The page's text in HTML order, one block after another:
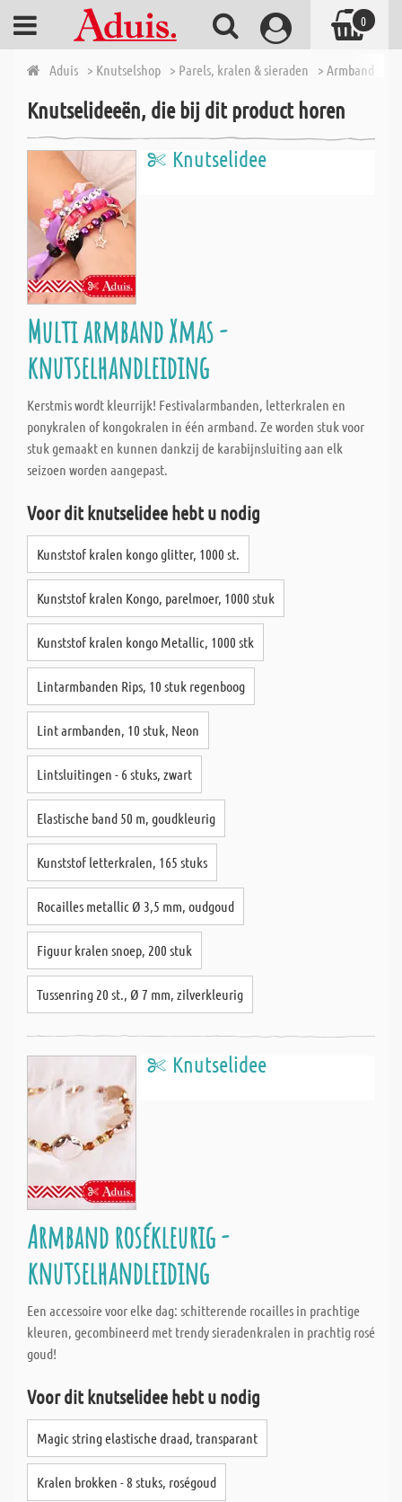
Aduis > Knutselshop > Parels, kralen & sieraden > Armbanden -
Knutselideeën, die bij dit product horen
Knutselidee
Multi armband Xmas -
knutselhandleiding
Kerstmis wordt kleurrijk! Festivalarmbanden, letterkralen en
ponykralen of kongokralen in één armband. Ze worden stuk voor
stuk gemaakt en kunnen dankzij de karabijnsluiting aan elk
seizoen worden aangepast.
Voor dit knutselidee hebt u nodig
Kunststof kralen kongo glitter, 1000 st.
Kunststof kralen Kongo, parelmoer, 1000 stuk
Kunststof kralen kongo Metallic, 1000 stk
Lintarmbanden Rips, 10 stuk regenboog
Lint armbanden, 10 stuk, Neon
Lintsluitingen - 6 stuks, zwart
Elastische band 50 m, goudkleurig
Kunststof letterkralen, 165 stuks
Rocailles metallic Ø 3,5 mm, oudgoud
Figuur kralen snoep, 200 stuk
Tussenring 20 st., Ø 7 mm, zilverkleurig
Knutselidee
Armband rosékleurig -
knutselhandleiding
Een accessoire voor elke dag: schitterende rocailles in prachtige
kleuren, gecombineerd met trendy sieradenkralen in prachtig rosé
goud!
Voor dit knutselidee hebt u nodig
Magic string elastische draad, transparant
Kralen brokken - 8 stuks, roségoud
0